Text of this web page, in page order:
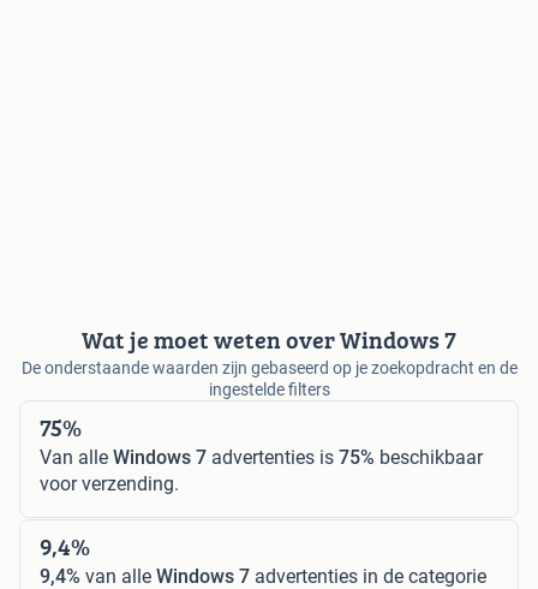
Wat je moet weten over Windows 7
De onderstaande waarden zijn gebaseerd op je zoekopdracht en de
ingestelde filters
75%
Van alle Windows 7 advertenties is 75% beschikbaar
voor verzending.
9,4%
9,4% van alle Windows 7 advertenties in de categorie